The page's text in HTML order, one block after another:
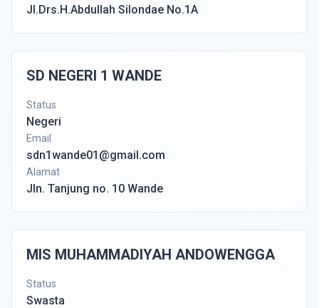
Jl.Drs.H.Abdullah Silondae No.1A
SD NEGERI 1 WANDE
Status
Negeri
Email
sdn1wande01@gmail.com
Alamat
Jln. Tanjung no. 10 Wande
MIS MUHAMMADIYAH ANDOWENGGA
Status
Swasta